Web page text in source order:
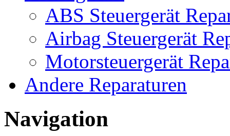
ABS Steuergerät
Airbag Steuergerät
Motorsteuergerät
Andere Reparaturen
Navigation